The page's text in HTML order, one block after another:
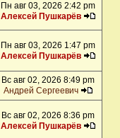
Пн авг 03, 2026 2:42 pm
Алексей Пушкарёв
Пн авг 03, 2026 1:47 pm
Алексей Пушкарёв
Вс авг 02, 2026 8:49 pm
Андрей Сергеевич
Вс авг 02, 2026 8:36 pm
Алексей Пушкарёв